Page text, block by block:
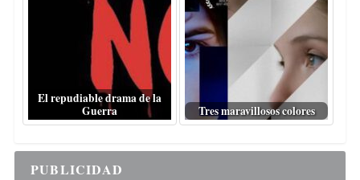
El repudiable drama de la
Guerra
Tres maravillosos colores
PUBLICIDAD